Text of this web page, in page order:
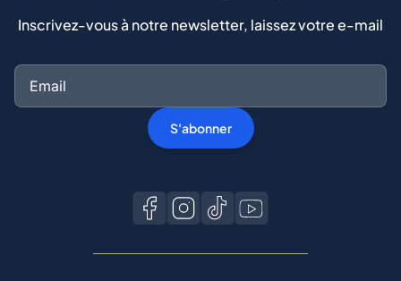
Inscrivez-vous à notre newsletter, laissez votre e-mail
S'abonner